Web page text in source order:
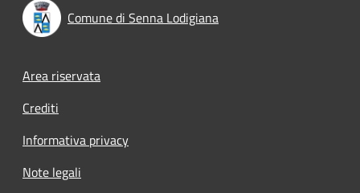
Comune di Senna Lodigiana
Footer menu
Area riservata
Crediti
Informativa privacy
Note legali